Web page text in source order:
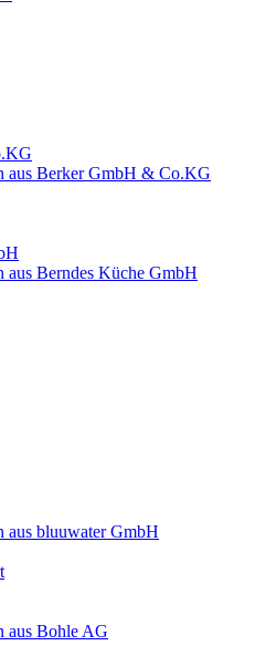
aus Berker GmbH & Co.KG
aus Berndes Küche GmbH
aus bluuwater GmbH
aus Bohle AG